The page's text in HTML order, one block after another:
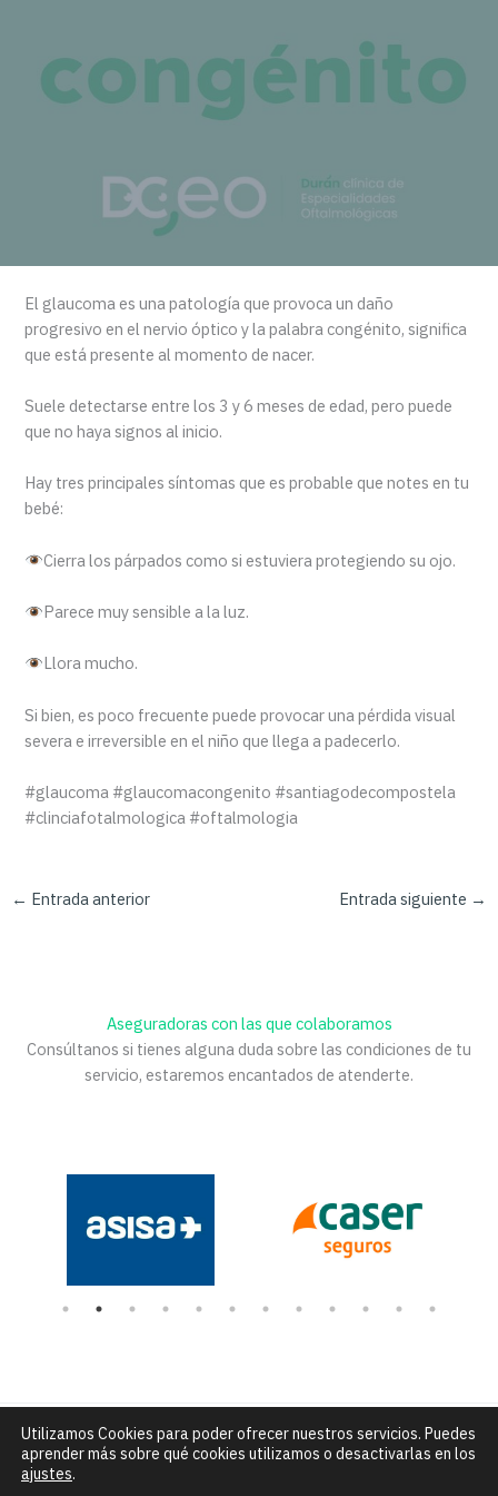
El glaucoma es una patología que provoca un daño
progresivo en el nervio óptico y la palabra congénito, significa
que está presente al momento de nacer.
Suele detectarse entre los 3 y 6 meses de edad, pero puede
que no haya signos al inicio.
Hay tres principales síntomas que es probable que notes en tu
bebé:
Cierra los párpados como si estuviera protegiendo su ojo.
Parece muy sensible a la luz.
Llora mucho.
Si bien, es poco frecuente puede provocar una pérdida visual
severa e irreversible en el niño que llega a padecerlo.
#glaucoma #glaucomacongenito #santiagodecompostela
#clinciafotalmologica #oftalmologia
← Entrada anterior Entrada siguiente →
Aseguradoras con las que colaboramos
Consúltanos si tienes alguna duda sobre las condiciones de tu
servicio, estaremos encantados de atenderte.
Número de Rexistro Sanitario: C-15-004432 |C/ Alfredo Brañas
núm. 7 - Santiago de Compostela |info@clinicadceo.com| Tfn: 881
Utilizamos Cookies para poder ofrecer nuestros servicios. Puedes
aprender más sobre qué cookies utilizamos o desactivarlas en los
ajustes.